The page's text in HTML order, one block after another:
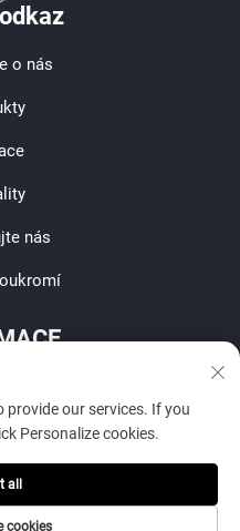
o nás
nás
naši týdenní novinu
provide our services. If you
Personalize cookies.
cookies
all